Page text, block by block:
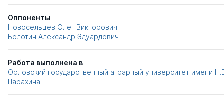
Оппоненты
Новосельцев Олег Викторович
Болотин Александр Эдуардович
Работа выполнена в
Орловский государственный аграрный университет имени
Парахина